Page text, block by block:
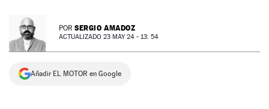
SERVICIOS
NEWSLETTER
SÍGUENOS
POR SERGIO AMADOZ
ACTUALIZADO 23 MAY 24 - 13: 54
Añadir EL MOTOR en Google